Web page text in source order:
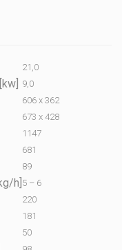
21,0
[kw]
9,0
606 x 362
673 x 428
1147
681
89
h] 5 – 6
220
181
50